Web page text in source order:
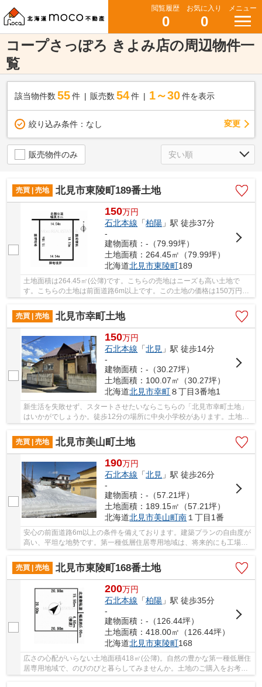
閲覧履歴
0
お気に入り
0
メニュー
コープさっぽろ きよみ店の周辺物件一
覧
該当物件数 55件 販売数 54 件 1～30 件を表示
絞り込み条件： なし 変更
販売物件のみ
売買 | 売地 北見市東陵町189番土地
150万円
石北本線 「柏陽 」駅 徒歩37分
-
建物面積：-（79.99坪）
土地面積：264.45㎡（79.99坪）
北海道北見市東陵町189
土地面積は264.45㎡(公簿)です。こちらの売地はニーズも高い土地で
す。こちらの土地は前面道路6m以上です。この土地の価格は150万円で
売買 | 売地
北見市幸町土地
150万円
石北本線 「北見 」駅 徒歩14分
-
建物面積：-（30.27坪）
土地面積：100.07㎡（30.27坪）
北海道北見市幸町８丁目3番地1
新生活を失敗せず、スタートさせたいならこちらの「北見市幸町土地」
はいかがでしょうか。徒歩12分の場所に中央小学校があります。土地購
売買 | 売地
北見市美山町土地
190万円
石北本線 「北見 」駅 徒歩26分
-
建物面積：-（57.21坪）
土地面積：189.15㎡（57.21坪）
北海道北見市美山町南 １丁目1番
安心の前面道路6m以上の条件を備えております。建築プランの自由度が
高い、平坦な地勢です。第一種低層住居専用地域は、将来的にも工場や
大規模な商業施設が建つことがなく、住環境の...
売買 | 売地
北見市東陵町168番土地
200万円
石北本線 「柏陽 」駅 徒歩35分
-
建物面積：-（126.44坪）
土地面積：418.00㎡（126.44坪）
北海道北見市東陵町168
広さの心配がいらない土地面積418㎡(公簿)。自然の豊かな第一種低層住
居専用地域で、のびのびと暮らしてみませんか。土地のご購入をお考え
なら、ぜひこちらの200万円の土地を。売地を...